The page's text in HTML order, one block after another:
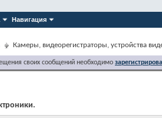
Навигация
Камеры, видеорегистраторы, устройства
своих сообщений необходимо